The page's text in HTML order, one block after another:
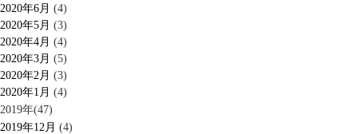
2020年6月 (4)
2020年5月 (3)
2020年4月 (4)
2020年3月 (5)
2020年2月 (3)
2020年1月 (4)
2019年(47)
2019年12月 (4)